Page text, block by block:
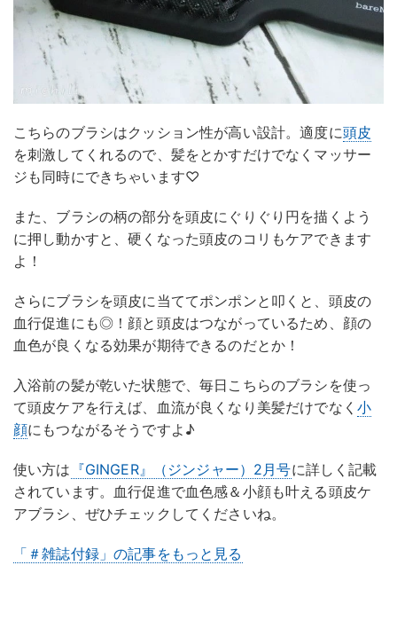
こちらのブラシはクッション性が高い設計。適度に頭皮
を刺激してくれるので、髪をとかすだけでなくマッサー
ジも同時にできちゃいます♡
また、ブラシの柄の部分を頭皮にぐりぐり円を描くよう
に押し動かすと、硬くなった頭皮のコリもケアできます
よ！
さらにブラシを頭皮に当ててポンポンと叩くと、頭皮の
血行促進にも◎！顔と頭皮はつながっているため、顔の
血色が良くなる効果が期待できるのだとか！
入浴前の髪が乾いた状態で、毎日こちらのブラシを使っ
て頭皮ケアを行えば、血流が良くなり美髪だけでなく 小
顔にもつながるそうですよ♪
使い方は 『GINGER』（ジンジャー）2月号に詳しく記載
されています。血行促進で血色感＆小顔も叶える頭皮ケ
アブラシ、ぜひチェックしてくださいね。
「＃雑誌付録」の記事をもっと見る